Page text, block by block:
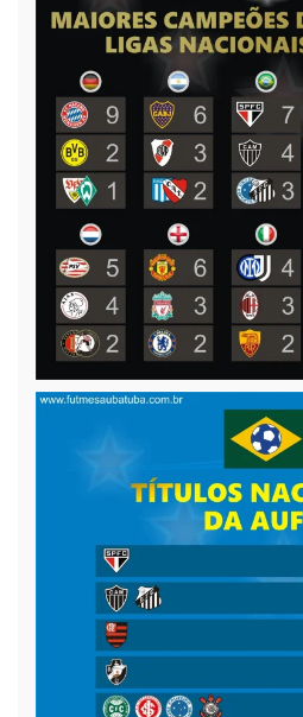
9 dezembro 2025
Foi realizada na noite
dezembro, o
temática (dadinho/
realização da 12ª
Mundial de Clubes, com [...]